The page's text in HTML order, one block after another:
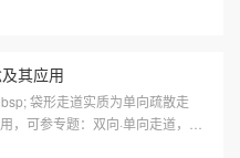
其应用
袋形走道实质为单向疏散走
，可参专题：双向·单向走道，在